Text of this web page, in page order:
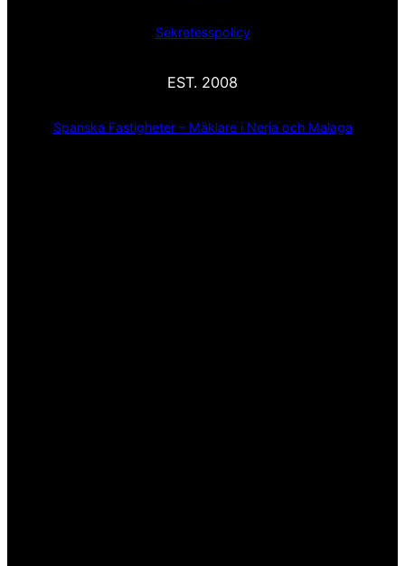
Sekretesspolicy
EST. 2008
Spanska Fastigheter – Mäklare i Nerja och Malaga